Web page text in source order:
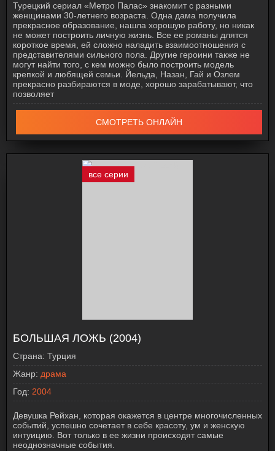
Турецкий сериал «Метро Палас» знакомит с разными
женщинами 30-летнего возраста. Одна дама получила
прекрасное образование, нашла хорошую работу, но никак
не может построить личную жизнь. Все ее романы длятся
короткое время, ей сложно наладить взаимоотношения с
представителями сильного пола. Другие героини также не
могут найти того, с кем можно было построить модель
крепкой и любящей семьи. Йельда, Назан, Гай и Озлем
прекрасно разбираются в моде, хорошо зарабатывают, что
позволяет
СМОТРЕТЬ ОНЛАЙН
все серии
БОЛЬШАЯ ЛОЖЬ (2004)
Страна: Турция
Жанр: драма
Год: 2004
Девушка Рейхан, которая окажется в центре многочисленных
событий, успешно сочетает в себе красоту, ум и женскую
интуицию. Вот только в ее жизни происходят самые
неоднозначные события.